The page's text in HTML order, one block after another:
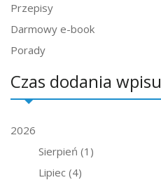
Przepisy
Darmowy e-book
Porady
Czas dodania wpisu
2026
Sierpień (1)
Lipiec (4)